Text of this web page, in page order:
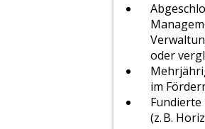
oder
im
(z. B.